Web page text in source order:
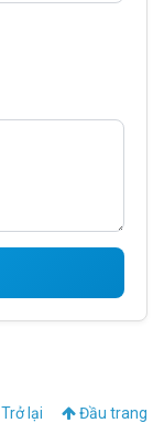
Trở lại Đầu trang